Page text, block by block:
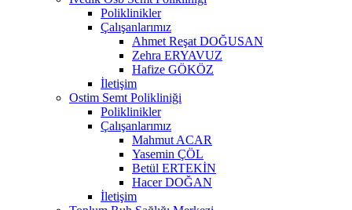
Poliklinikler
Çalışanlarımız
Ahmet Reşat DOĞUSAN
Zehra ERYAVUZ
Hafize GÖKÖZ
İletişim
Ostim Semt Polikliniği
Poliklinikler
Çalışanlarımız
Mahmut ACAR
Yasemin ÇÖL
Betül ERTEKİN
Hacer DOĞAN
İletişim